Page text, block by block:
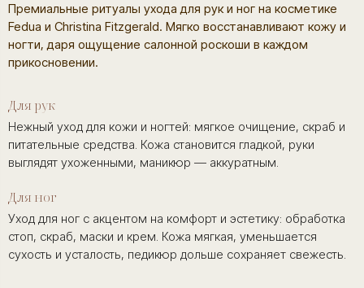
Премиальные ритуалы ухода для рук и ног на косметике
Fedua и Christina Fitzgerald. Мягко восстанавливают кожу и
ногти, даря ощущение салонной роскоши в каждом
прикосновении.
Для рук
Нежный уход для кожи и ногтей: мягкое очищение, скраб и
питательные средства. Кожа становится гладкой, руки
выглядят ухоженными, маникюр — аккуратным.
Для ног
Уход для ног с акцентом на комфорт и эстетику: обработка
стоп, скраб, маски и крем. Кожа мягкая, уменьшается
сухость и усталость, педикюр дольше сохраняет свежесть.